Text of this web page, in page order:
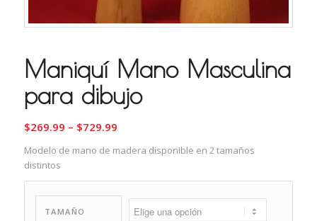
Maniquí Mano Masculina
para dibujo
$269.99 – $729.99
Modelo de mano de madera disponible en 2 tamaños
distintos
TAMAÑO